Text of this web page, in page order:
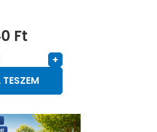
Ft
+